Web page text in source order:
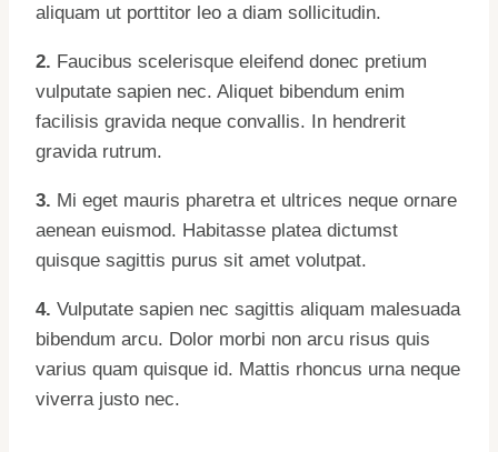
aliquam ut porttitor leo a diam sollicitudin.
2. Faucibus scelerisque eleifend donec pretium
vulputate sapien nec. Aliquet bibendum enim
facilisis gravida neque convallis. In hendrerit
gravida rutrum.
3. Mi eget mauris pharetra et ultrices neque ornare
aenean euismod. Habitasse platea dictumst
quisque sagittis purus sit amet volutpat.
4. Vulputate sapien nec sagittis aliquam malesuada
bibendum arcu. Dolor morbi non arcu risus quis
varius quam quisque id. Mattis rhoncus urna neque
viverra justo nec.